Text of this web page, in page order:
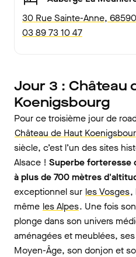
30 Rue Sainte-Anne,
03 89 73 10 47
Jour 3 : Château
Koenigsbourg
Pour ce troisième jour de
Château de Haut
siècle, c’est l’un des sites
Alsace ! Superbe forteresse
à plus de 700 mètres
exceptionnel sur les Vosges,
même les Alpes. Une fois
plonge dans son univers
aménagées et meublées,
Moyen-Âge, son donjon et